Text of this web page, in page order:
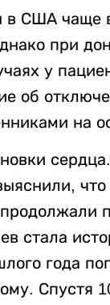
в США чаще
при
у
об
на
стала
года
Спустя